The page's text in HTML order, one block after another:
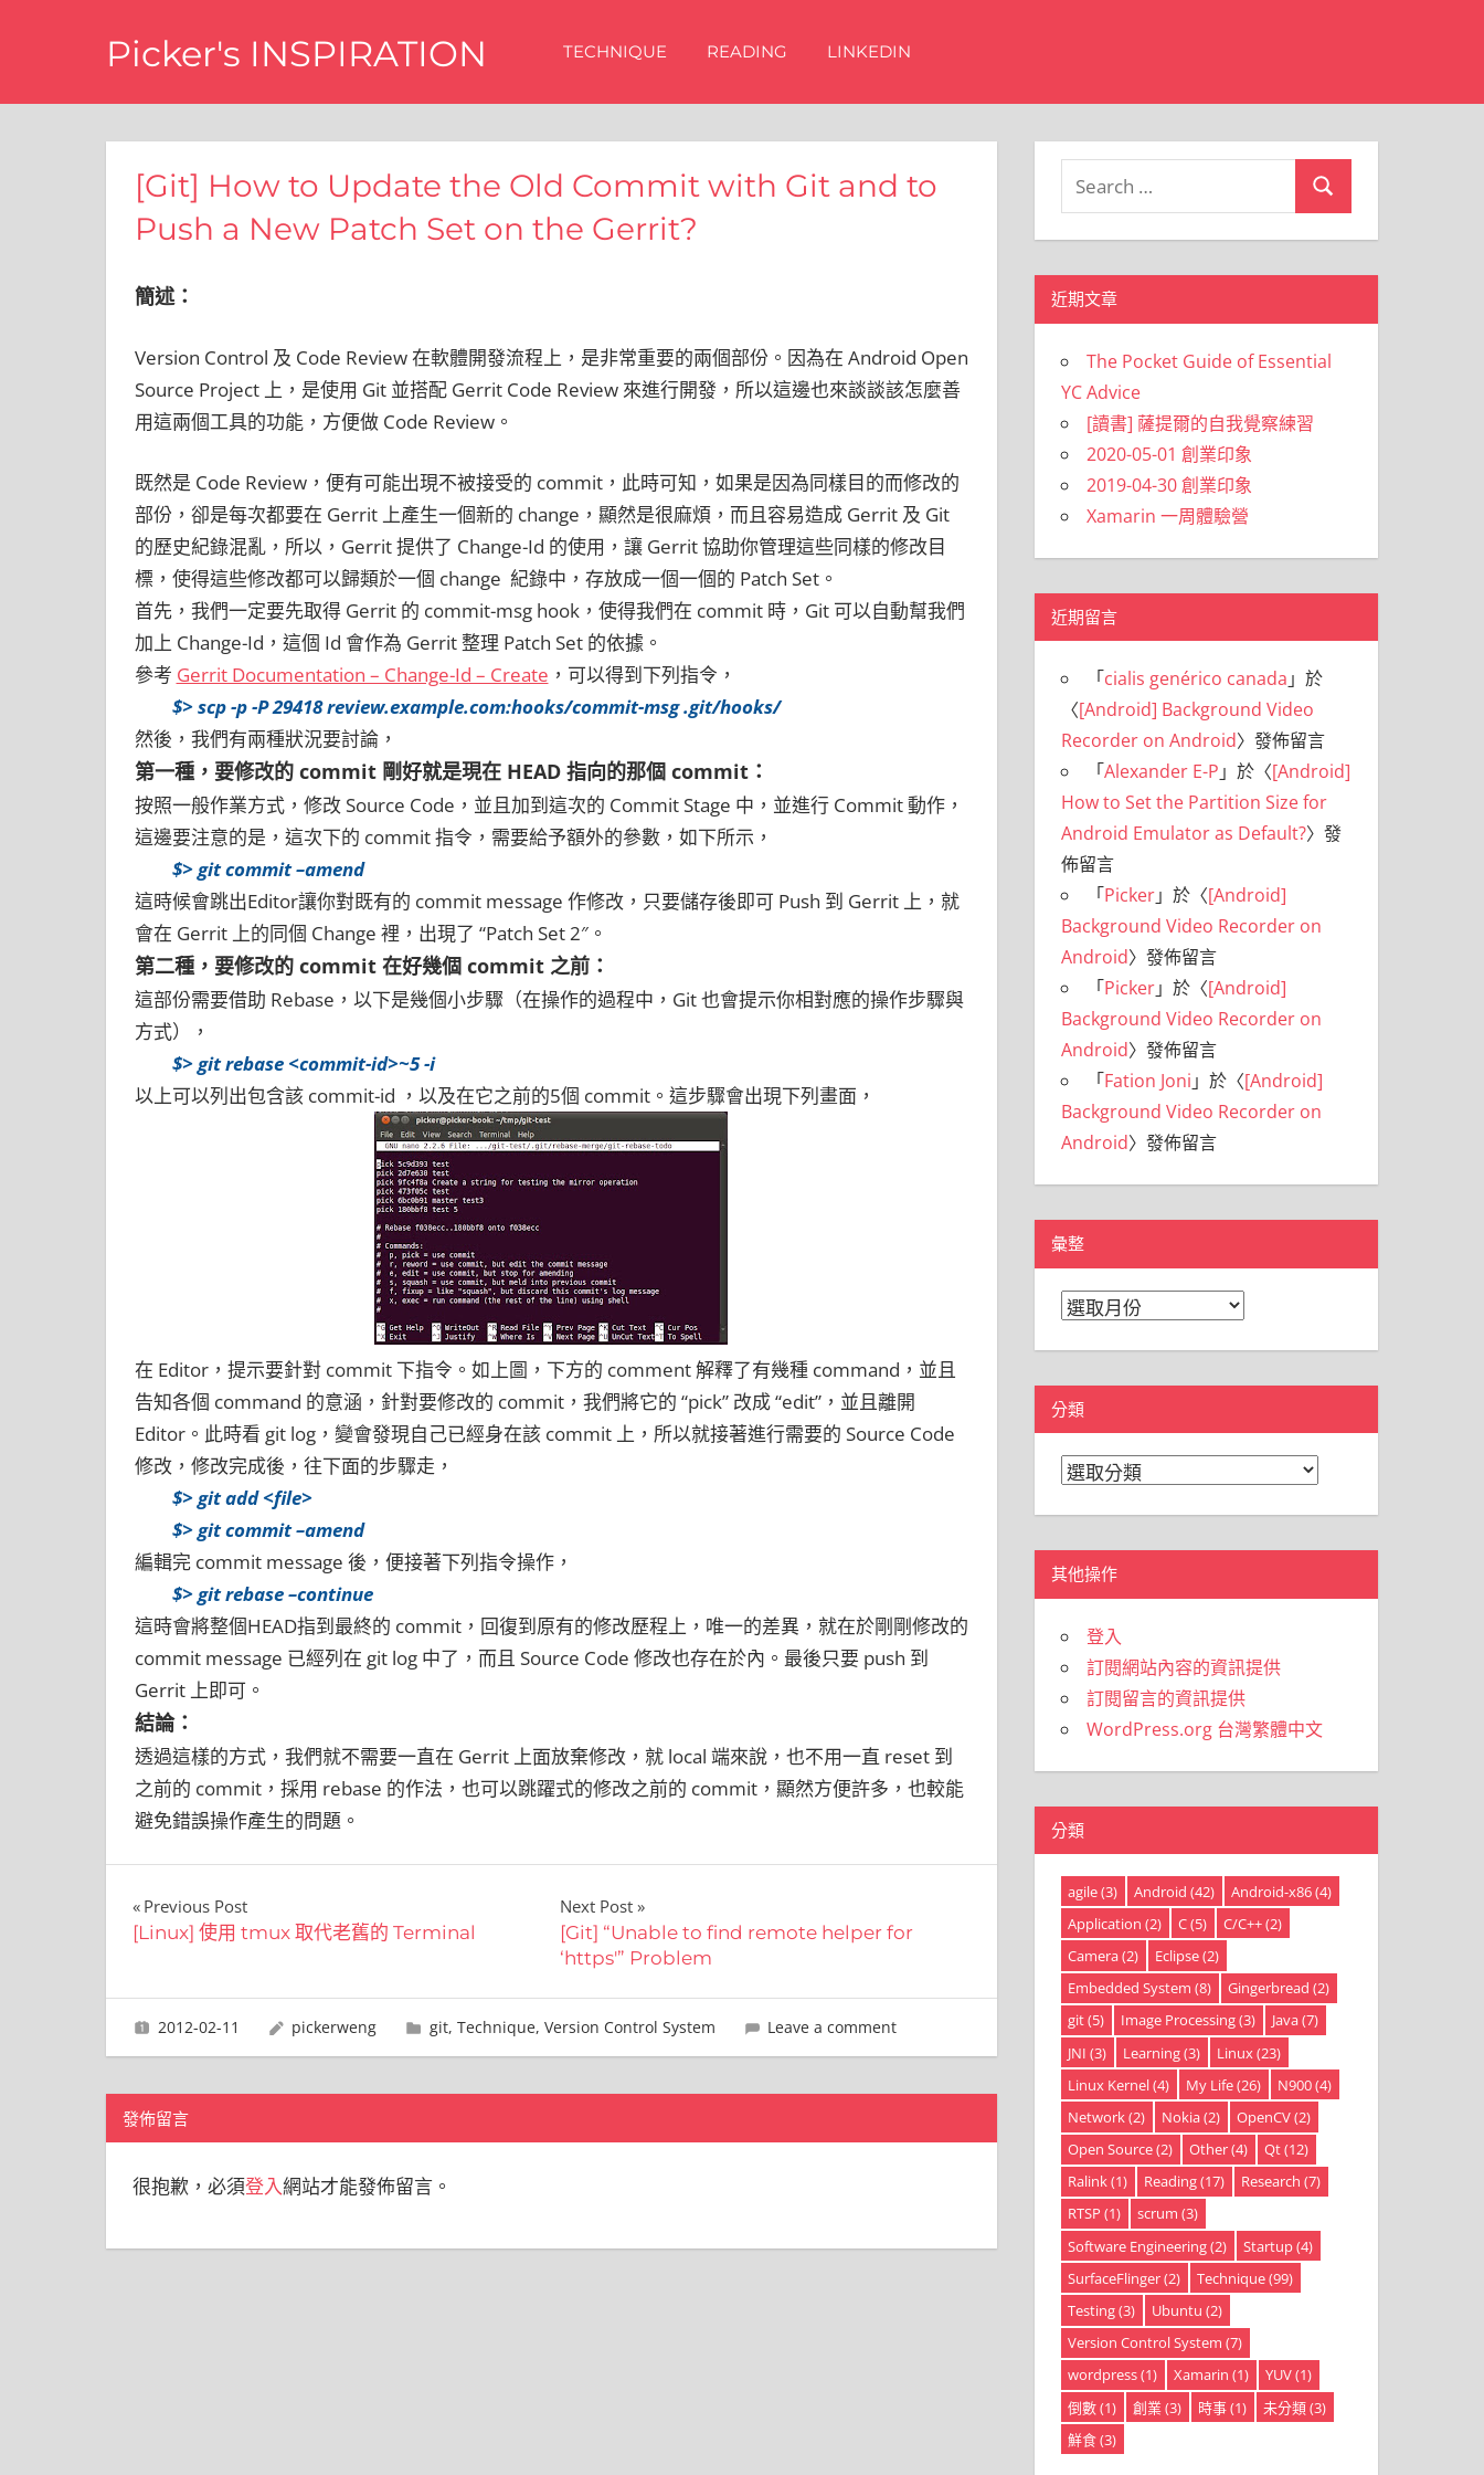
Picker's INSPIRATION TECHNIQUE READING LINKEDIN
[Git] How to Update the Old Commit with Git and to
Push a New Patch Set on the Gerrit?
簡述：
Version Control 及 Code Review 在軟體開發流程上，是非常重要的兩個部份。因為在 Android Open
Source Project 上，是使用 Git 並搭配 Gerrit Code Review 來進行開發，所以這邊也來談談該怎麼善
用這兩個工具的功能，方便做 Code Review。
既然是 Code Review，便有可能出現不被接受的 commit，此時可知，如果是因為同樣目的而修改的
部份，卻是每次都要在 Gerrit 上產生一個新的 change，顯然是很麻煩，而且容易造成 Gerrit 及 Git
的歷史紀錄混亂，所以，Gerrit 提供了 Change-Id 的使用，讓 Gerrit 協助你管理這些同樣的修改目
標，使得這些修改都可以歸類於一個 change 紀錄中，存放成一個一個的 Patch Set。
首先，我們一定要先取得 Gerrit 的 commit-msg hook，使得我們在 commit 時，Git 可以自動幫我們
加上 Change-Id，這個 Id 會作為 Gerrit 整理 Patch Set 的依據。
參考 Gerrit Documentation – Change-Id – Create ，可以得到下列指令，
$> scp -p -P 29418 review.example.com:hooks/commit-msg .git/hooks/
然後，我們有兩種狀況要討論，
第一種，要修改的 commit 剛好就是現在 HEAD 指向的那個 commit：
按照一般作業方式，修改 Source Code，並且加到這次的 Commit Stage 中，並進行 Commit 動作，
這邊要注意的是，這次下的 commit 指令，需要給予額外的參數，如下所示，
$> git commit –amend
這時候會跳出Editor讓你對既有的 commit message 作修改，只要儲存後即可 Push 到 Gerrit 上，就
會在 Gerrit 上的同個 Change 裡，出現了 “Patch Set 2″。
第二種，要修改的 commit 在好幾個 commit 之前：
這部份需要借助 Rebase，以下是幾個小步驟（在操作的過程中，Git 也會提示你相對應的操作步驟與
方式），
$> git rebase <commit-id>~5 -i
以上可以列出包含該 commit-id ，以及在它之前的5個 commit。這步驟會出現下列畫面，
在 Editor，提示要針對 commit 下指令。如上圖，下方的 comment 解釋了有幾種 command，並且
告知各個 command 的意涵，針對要修改的 commit，我們將它的 “pick” 改成 “edit”，並且離開
Editor。此時看 git log，變會發現自己已經身在該 commit 上，所以就接著進行需要的 Source Code
修改，修改完成後，往下面的步驟走，
$> git add <file>
$> git commit –amend
編輯完 commit message 後，便接著下列指令操作，
$> git rebase –continue
這時會將整個HEAD指到最終的 commit，回復到原有的修改歷程上，唯一的差異，就在於剛剛修改的
commit message 已經列在 git log 中了，而且 Source Code 修改也存在於內。最後只要 push 到
Gerrit 上即可。
結論：
透過這樣的方式，我們就不需要一直在 Gerrit 上面放棄修改，就 local 端來說，也不用一直 reset 到
之前的 commit，採用 rebase 的作法，也可以跳躍式的修改之前的 commit，顯然方便許多，也較能
避免錯誤操作產生的問題。
文
章
導
覽
Previous Post
[Linux] 使用 tmux 取代老舊的 Terminal
Next Post
[Git] “Unable to find remote helper for
‘https'” Problem
2012-02-11 pickerweng git, Technique, Version Control System Leave a comment
發佈留言
很抱歉，必須登入網站才能發佈留言。
Search
近期文章
The Pocket Guide of Essential
YC Advice
[讀書] 薩提爾的自我覺察練習
2020-05-01 創業印象
2019-04-30 創業印象
Xamarin 一周體驗營
近期留言
「cialis genérico canada 」於
〈[Android] Background Video
Recorder on Android〉發佈留言
「Alexander E-P 」於〈[Android]
How to Set the Partition Size for
Android Emulator as Default?〉發
佈留言
「Picker」於〈[Android]
Background Video Recorder on
Android〉發佈留言
「Picker」於〈[Android]
Background Video Recorder on
Android〉發佈留言
「Fation Joni 」於〈[Android]
Background Video Recorder on
Android〉發佈留言
彙整
彙
分類
分
其他操作
登入
訂閱網站內容的資訊提供
訂閱留言的資訊提供
WordPress.org 台灣繁體中文
分類
agile(3) Android (42) Android-x86(4)
Application (2) C(5) C/C++(2)
Camera(2) Eclipse(2)
Embedded System (8) Gingerbread (2)
git(5) Image Processing(3) Java(7)
JNI (3) Learning(3) Linux (23)
Linux Kernel(4) My Life(26) N900(4)
Network(2) Nokia(2) OpenCV(2)
Open Source(2) Other(4) Qt(12)
Ralink(1) Reading(17) Research (7)
RTSP (1) scrum (3)
Software Engineering(2) Startup(4)
SurfaceFlinger(2) Technique(99)
Testing(3) Ubuntu (2)
Version Control System (7)
wordpress(1) Xamarin (1) YUV(1)
倒數(1) 創業(3) 時事(1) 未分類(3)
鮮食(3)